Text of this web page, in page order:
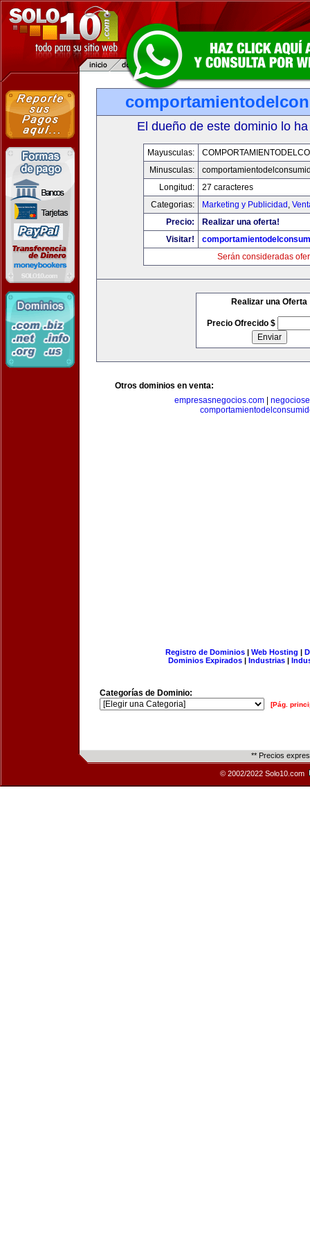
El dueño de este dominio lo
Mayusculas:
Minusculas:
Longitud:
27 caracteres
Categorias:
Marketing y Publicidad ,
Precio:
Realizar una oferta!
Visitar!
Serán consideradas
Realizar una Oferta
Precio Ofrecido $
Otros dominios en venta:
empresasnegocios.com|
Registro de Dominios| Web Hosting |
Dominios Expirados | Industrias |
Categorías de Dominio:
[Pág.
** Precios
© 2002/2022 Solo10.com